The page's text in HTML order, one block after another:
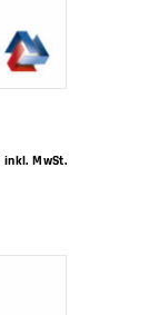
inkl. MwSt.